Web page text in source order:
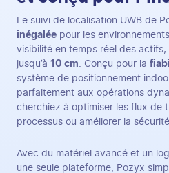
Le suivi de localisation UWB de
inégalée pour les
visibilité en temps réel des
jusqu’à 10 cm . Conçu pour la
système de positionnement
parfaitement aux opérations
cherchiez à optimiser les flux de
processus ou améliorer la
Avec du matériel avancé et un
une seule plateforme, Pozyx